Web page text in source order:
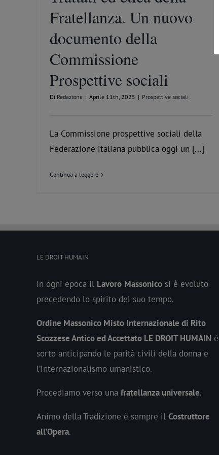
Fratellanza. Un nuovo
documento della
Commissione
Prospettive sociali
Di Redazione | Aprile 11th, 2025 | Prospettive sociali
La Commissione prospettive sociali della
Federazione italiana pubblica oggi un [...]
Continua a leggere
LE DROIT HUMAIN
In ogni epoca il Lavoro Massonico si è evoluto
precedendo lo spirito del suo tempo.
Ordine Massonico Misto Internazionale di Rito
Scozzese Antico ed Accettato LE DROIT HUMAIN è
sorto anticipando le parità civili della donna e
l’internazionalismo umanistico.
Procediamo verso una fratellanza universale.
Animo della Tradizione è sempre il Costruttore
all’Opera.